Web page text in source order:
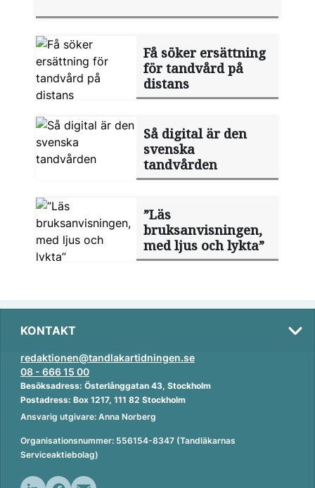
Få söker ersättning
för tandvård på
distans
Så digital är den
svenska
tandvården
”Läs
bruksanvisningen,
med ljus och lykta”
KONTAKT
redaktionen@tandlakartidningen.se
08 - 666 15 00
Besöksadress: Österlånggatan 43, Stockholm
Postadress: Box 1217, 111 82 Stockholm
Ansvarig utgivare: Anna Norberg
Organisationsnummer: 556154-8347 (Tandläkarnas
Serviceaktiebolag)